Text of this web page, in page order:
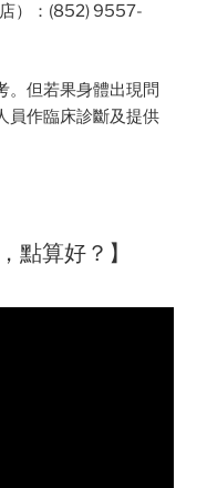
）：(852) 9557-
。但若果身體出現問
員作臨床診斷及提供
點算好？】